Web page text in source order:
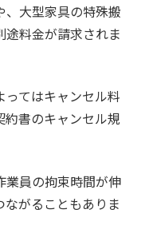
、大型家具の特殊搬
料金が請求されま
てはキャンセル料
書のキャンセル規
業員の拘束時間が伸
がることもありま